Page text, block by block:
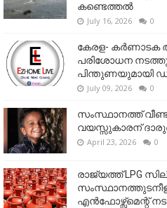
കണ്ടെത്തൽ
July 16, 2026 0
കേരള- കർണാടക
പരിശോധന
പിന്തുണയുമായി
July 09, 2026 0
സംസ്ഥാനത്ത്
വയസ്സുകാരന്
April 23, 2026 0
രാജ്യത്ത് LPG
എൻഫോഴ്സ്മെന്റ്